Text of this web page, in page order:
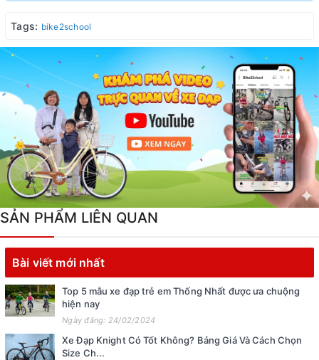
Tags: bike2school
SẢN PHẨM LIÊN QUAN
Bài viết mới nhất
Top 5 mẫu xe đạp trẻ em Thống Nhất được ưa chuộng
hiện nay
Ngày đăng: 24/02/2024
Xe Đạp Knight Có Tốt Không? Bảng Giá Và Cách Chọn
Size Ch...